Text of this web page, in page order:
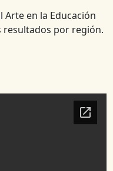
en la Educación
resultados por región.